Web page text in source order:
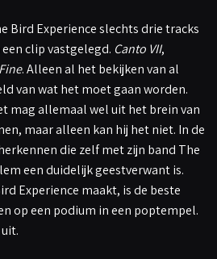
Bird Experience slechts drie tracks
clip vastgelegd. Canto VII,
. Alleen al het bekijken van al
van wat het moet gaan worden.
mag allemaal wel uit het brein van
maar alleen kan hij het niet. In de
die zelf met zijn band The
een duidelijk geestverwant is.
Experience maakt, is de beste
op een podium in een poptempel.